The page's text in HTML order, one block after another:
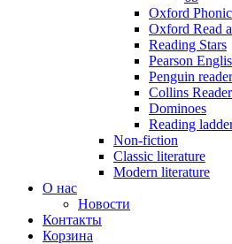
Oxford
Oxford Read
Reading Stars
Pearson
Penguin
Collins
Dominoes
Reading
Non-fiction
Classic literature
Modern literature
О нас
Новости
Контакты
Корзина